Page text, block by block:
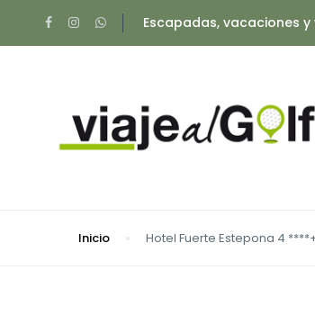
Escapadas, vacaciones
Inicio Hotel Fuerte Estepona 4